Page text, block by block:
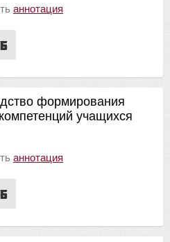
аннотация
формирования
учащихся
аннотация